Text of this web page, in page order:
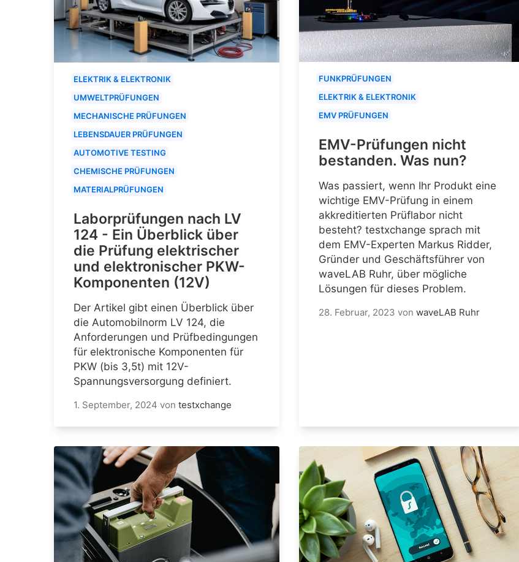
ELEKTRIK & ELEKTRONIK
UMWELTPRÜFUNGEN
MECHANISCHE PRÜFUNGEN
LEBENSDAUER PRÜFUNGEN
AUTOMOTIVE TESTING
CHEMISCHE PRÜFUNGEN
MATERIALPRÜFUNGEN
Laborprüfungen nach LV
124 - Ein Überblick über
die Prüfung elektrischer
und elektronischer PKW-
Komponenten (12V)
Der Artikel gibt einen Überblick über
die Automobilnorm LV 124, die
Anforderungen und Prüfbedingungen
für elektronische Komponenten für
PKW (bis 3,5t) mit 12V-
Spannungsversorgung definiert.
1. September, 2024 von testxchange
FUNKPRÜFUNGEN
ELEKTRIK & ELEKTRONIK
EMV PRÜFUNGEN
EMV-Prüfungen nicht
bestanden. Was nun?
Was passiert, wenn Ihr Produkt eine
wichtige EMV-Prüfung in einem
akkreditierten Prüflabor nicht
besteht? testxchange sprach mit
dem EMV-Experten Markus Ridder,
Gründer und Geschäftsführer von
waveLAB Ruhr, über mögliche
Lösungen für dieses Problem.
28. Februar, 2023 von waveLAB Ruhr